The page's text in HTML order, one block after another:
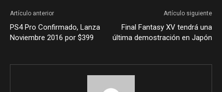
Artículo anterior
PS4 Pro Confirmado, Lanza
Noviembre 2016 por $399
Artículo siguiente
Final Fantasy XV tendrá una
última demostración en Japón